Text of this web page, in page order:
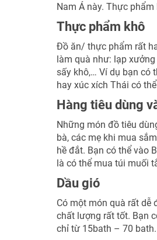
Nam Á này. Thực
Thực phẩm khô
Đồ ăn/ thực phẩm rất
làm quà như: lạp
sấy khô,… Ví dụ bạn có
hay xúc xích Thái có
Hàng tiêu dùng
Những món đồ tiêu
bà, các mẹ khi mua
hề đắt. Bạn có thể vào
là có thể mua túi muối
Dầu gió
Có một món quà rất dễ
chất lượng rất tốt. Bạn
chỉ từ 15bath – 70 bath.